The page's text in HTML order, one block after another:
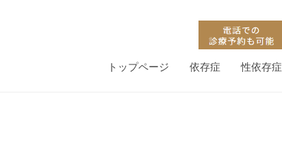
トップページ 依存症 性依存症